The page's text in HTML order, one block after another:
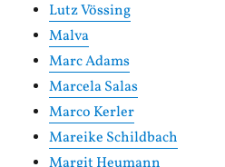
Lutz Vössing
Malva
Marc Adams
Marcela Salas
Marco Kerler
Mareike Schildbach